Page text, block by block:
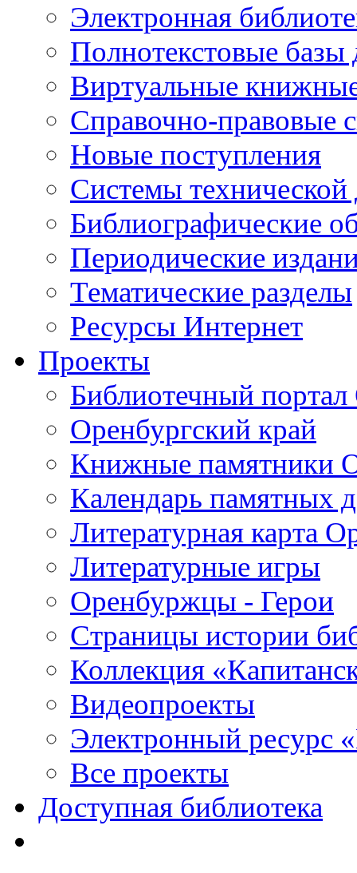
Электронная
Полнотекстовые
Виртуальные
Справочно-правовые
Новые поступления
Cистемы
Библиографические
Периодические
Тематические разделы
Ресурсы Интернет
Проекты
Библиотечный портал
Оренбургский край
Книжные памятники
Календарь памятных
Литературная карта
Литературные игры
Оренбуржцы - Герои
Страницы истории
Коллекция
Видеопроекты
Электронный ресурс
Все проекты
Доступная библиотека